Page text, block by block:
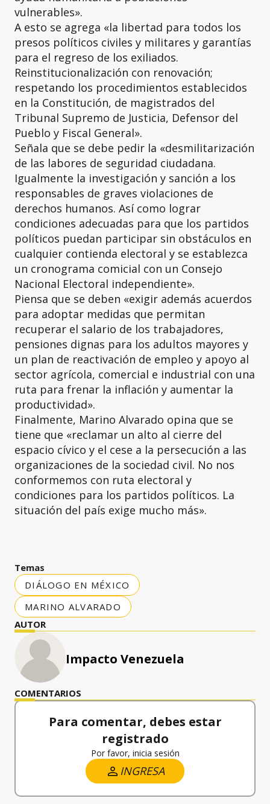
vulnerables».
A esto se agrega «la libertad para todos los
presos políticos civiles y militares y garantías
para el regreso de los exiliados.
Reinstitucionalización con renovación;
respetando los procedimientos establecidos
en la Constitución, de magistrados del
Tribunal Supremo de Justicia, Defensor del
Pueblo y Fiscal General».
Señala que se debe pedir la «desmilitarización
de las labores de seguridad ciudadana.
Igualmente la investigación y sanción a los
responsables de graves violaciones de
derechos humanos. Así como lograr
condiciones adecuadas para que los partidos
políticos puedan participar sin obstáculos en
cualquier contienda electoral y se establezca
un cronograma comicial con un Consejo
Nacional Electoral independiente».
Piensa que se deben «exigir además acuerdos
para adoptar medidas que permitan
recuperar el salario de los trabajadores,
pensiones dignas para los adultos mayores y
un plan de reactivación de empleo y apoyo al
sector agrícola, comercial e industrial con una
ruta para frenar la inflación y aumentar la
productividad».
Finalmente, Marino Alvarado opina que se
tiene que «reclamar un alto al cierre del
espacio cívico y el cese a la persecución a las
organizaciones de la sociedad civil. No nos
conformemos con ruta electoral y
condiciones para los partidos políticos. La
situación del país exige mucho más».
Temas
DIÁLOGO EN MÉXICO
MARINO ALVARADO
AUTOR
Impacto Venezuela
COMENTARIOS
Para comentar, debes estar
registrado
Por favor, inicia sesión
INGRESA